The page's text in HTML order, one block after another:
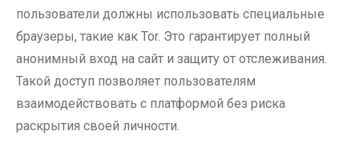
пользователи должны использовать специальные
браузеры, такие как Tor. Это гарантирует полный
анонимный вход на сайт и защиту от отслеживания.
Такой доступ позволяет пользователям
взаимодействовать с платформой без риска
раскрытия своей личности.